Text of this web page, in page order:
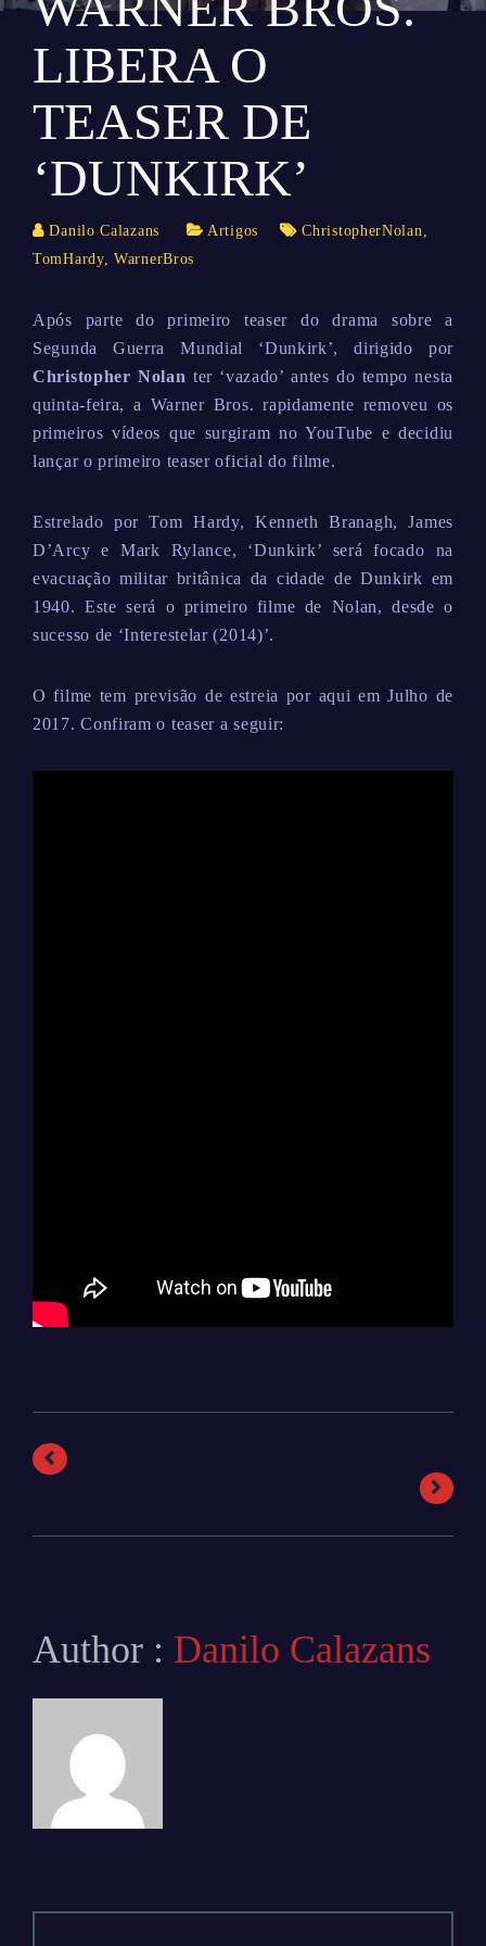
LIBERA O
TEASER DE
‘DUNKIRK’
Danilo Calazans Artigos ChristopherNolan,
TomHardy,WarnerBros
Após parte do primeiro teaser do drama sobre a
Segunda Guerra Mundial ‘Dunkirk’, dirigido por
Christopher Nolan ter ‘vazado’ antes do tempo nesta
quinta-feira, a Warner Bros. rapidamente removeu os
primeiros vídeos que surgiram no YouTube e decidiu
lançar o primeiro teaser oficial do filme.
Estrelado por Tom Hardy, Kenneth Branagh, James
D’Arcy e Mark Rylance, ‘Dunkirk’ será focado na
evacuação militar britânica da cidade de Dunkirk em
1940. Este será o primeiro filme de Nolan, desde o
sucesso de ‘Interestelar (2014)’.
O filme tem previsão de estreia por aqui em Julho de
2017. Confiram o teaser a seguir:
Author : Danilo Calazans